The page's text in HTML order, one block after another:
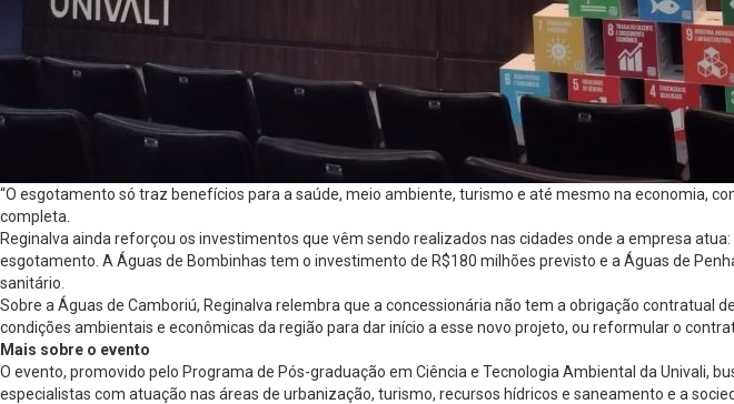
“O esgotamento só traz benefícios para a saúde, meio ambiente, turismo e até mesmo na economia,
completa.
Reginalva ainda reforçou os investimentos que vêm sendo realizados nas cidades onde a empresa
esgotamento. A Águas de Bombinhas tem o investimento de R$180 milhões previsto e a Águas de
sanitário.
Sobre a Águas de Camboriú, Reginalva relembra que a concessionária não tem a obrigação
condições ambientais e econômicas da região para dar início a esse novo projeto, ou reformular o
Mais sobre o evento
O evento, promovido pelo Programa de Pós-graduação em Ciência e Tecnologia Ambiental da Univali,
especialistas com atuação nas áreas de urbanização, turismo, recursos hídricos e saneamento e a